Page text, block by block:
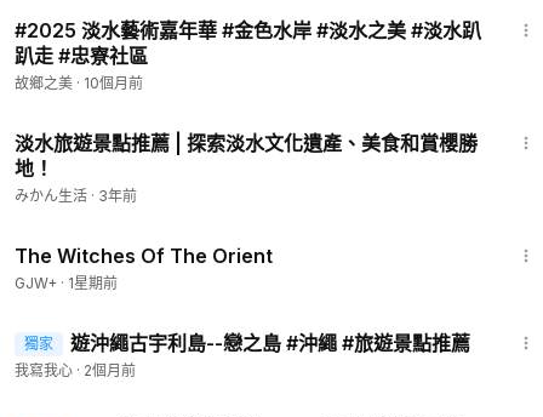
#2025 淡水藝術嘉年華 #金色水岸 #淡水之美 #淡水趴
趴走 #忠寮社區
故鄉之美 · 10個月前
淡水旅遊景點推薦 | 探索淡水文化遺產、美食和賞櫻勝
地！
みかん生活 · 3年前
The Witches Of The Orient
GJW+ · 1星期前
獨家 遊沖繩古宇利島--戀之島 #沖繩 #旅遊景點推薦
我寫我心 · 2個月前